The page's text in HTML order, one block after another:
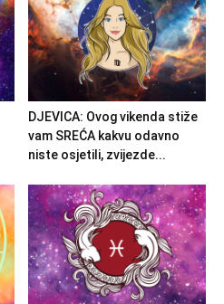
DJEVICA: Ovog vikenda stiže
vam SREĆA kakvu odavno
niste osjetili, zvijezde...